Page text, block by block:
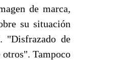
de marca,
su situación
"Disfrazado de
Tampoco